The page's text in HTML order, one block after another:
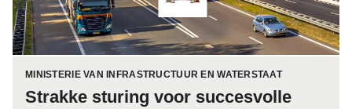
MINISTERIE VAN INFRASTRUCTUUR EN WATERSTAAT
Strakke sturing voor succesvolle